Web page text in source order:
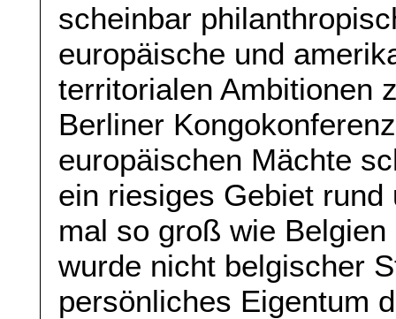
scheinbar
europäische und
territorialen Ambitionen
Berliner
europäischen Mächte
ein riesiges Gebiet
mal so groß wie
wurde nicht belgischer
persönliches Eigentum